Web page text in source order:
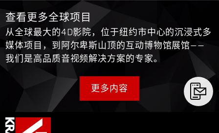
查看更多全球项目
从全球最大的4D影院，位于纽约市中心的沉浸式多
媒体项目，到阿尔卑斯山顶的互动博物馆展馆——
我们是高品质音视频解决方案的专家。
更多内容